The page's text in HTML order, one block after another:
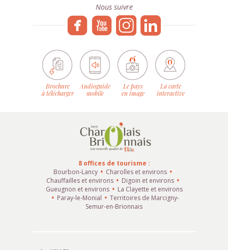
Nous suivre
Brochure
à télécharger
Audioguide
mobile
Le pays
en image
La carte
interactive
8 offices de tourisme :
Bourbon-Lancy
Charolles et environs
Chauffailles et environs
Digoin et environs
Gueugnon et environs
La Clayette et environs
Paray-le-Monial
Territoires de Marcigny-
Semur-en-Brionnais